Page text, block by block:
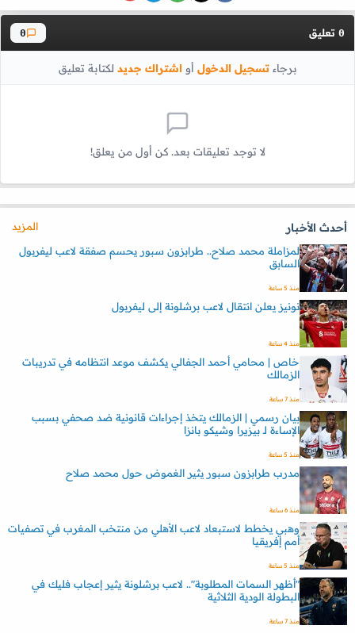
0 تعليق 0
برجاءتسجيل الدخول أواشتراك جديد لكتابة تعليق
لا توجد تعليقات بعد. كن أول من يعلق!
أحدث الأخبار
المزيد
لمزاملة محمد صلاح.. طرابزون سبور يحسم صفقة لاعب ليفربول
السابق
منذ 5 ساعة
نونيز يعلن انتقال لاعب برشلونة إلى ليفربول
منذ 4 ساعة
خاص | محامي أحمد الجفالي يكشف موعد انتظامه في تدريبات
الزمالك
منذ 7 ساعة
بيان رسمي | الزمالك يتخذ إجراءات قانونية ضد صحفي بسبب
الإساءة لـ بيزيرا وشيكو بانزا
منذ 5 ساعة
مدرب طرابزون سبور يثير الغموض حول محمد صلاح
منذ 6 ساعة
وهبي يخطط لاستبعاد لاعب الأهلي من منتخب المغرب في تصفيات
أمم إفريقيا
منذ 5 ساعة
"أظهر السمات المطلوبة".. لاعب برشلونة يثير إعجاب فليك في
البطولة الودية الثلاثية
منذ 7 ساعة